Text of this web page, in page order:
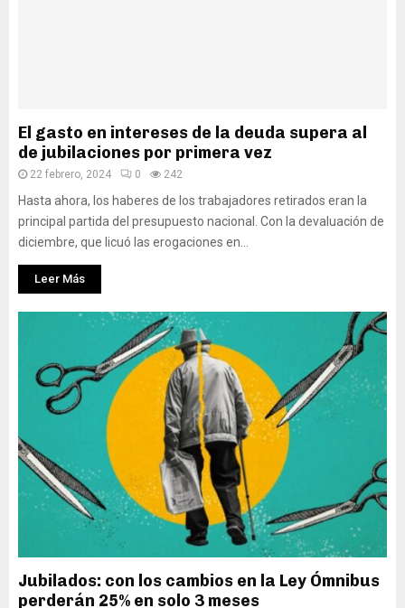
El gasto en intereses de la deuda supera al
de jubilaciones por primera vez
22 febrero, 2024 0 242
Hasta ahora, los haberes de los trabajadores retirados eran la
principal partida del presupuesto nacional. Con la devaluación de
diciembre, que licuó las erogaciones en...
Leer Más
Jubilados: con los cambios en la Ley Ómnibus
perderán 25% en solo 3 meses